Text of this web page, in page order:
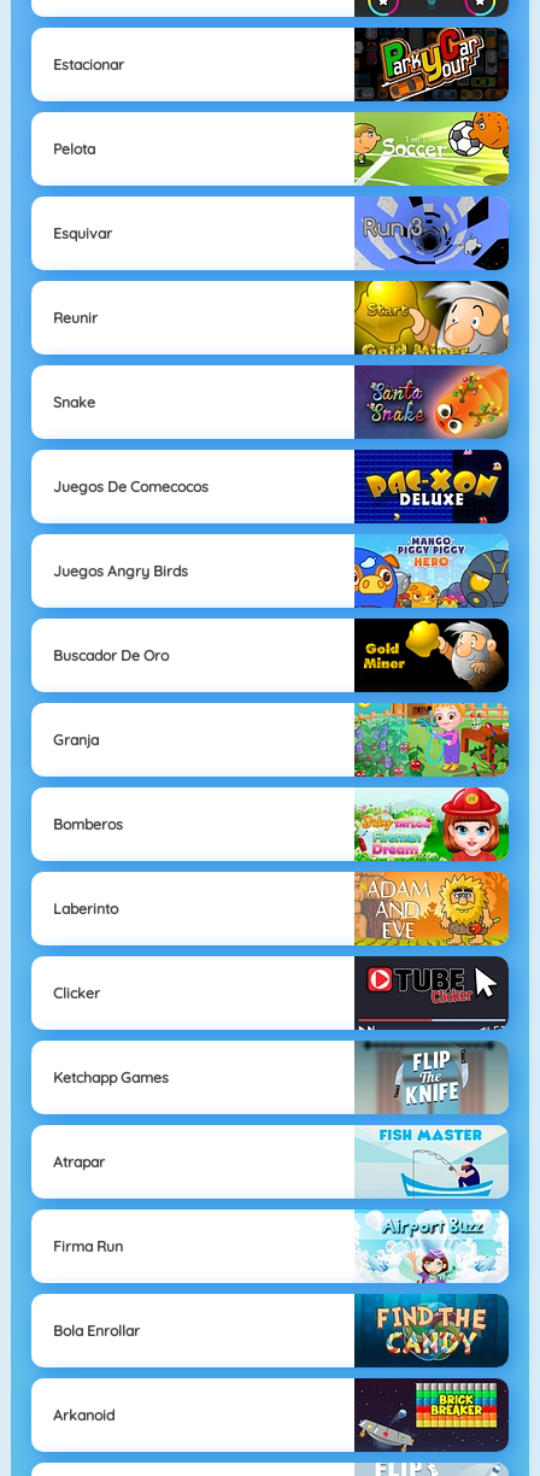
Estacionar
Pelota
Esquivar
Reunir
Snake
Juegos De Comecocos
Juegos Angry Birds
Buscador De Oro
Granja
Bomberos
Laberinto
Clicker
Ketchapp Games
Atrapar
Firma Run
Bola Enrollar
Arkanoid